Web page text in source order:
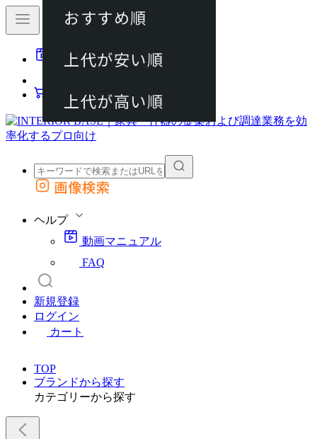
動画マニュアル
カート
外部サイトの商品をカートに追加
画像検索
ヘルプ
動画マニュアル
FAQ
新規登録
ログイン
カート
TOP
ブランドから探す
カテゴリーから探す
おすすめ順
上代が安い順
上代が高い順